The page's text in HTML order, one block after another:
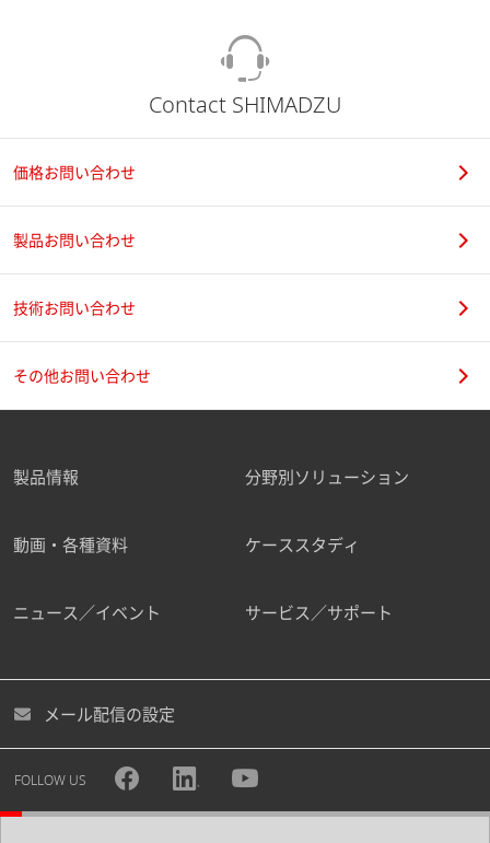
Contact SHIMADZU
価格お問い合わせ
製品お問い合わせ
技術お問い合わせ
その他お問い合わせ
製品情報 分野別ソリューション
動画・各種資料 ケーススタディ
ニュース／イベント サービス／サポート
メール配信の設定
FOLLOW US